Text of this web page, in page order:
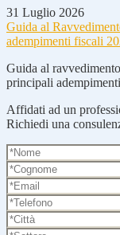
31 Luglio 2026
Guida al
adempimenti fiscali
Guida al
principali
Affidati ad un
Richiedi una